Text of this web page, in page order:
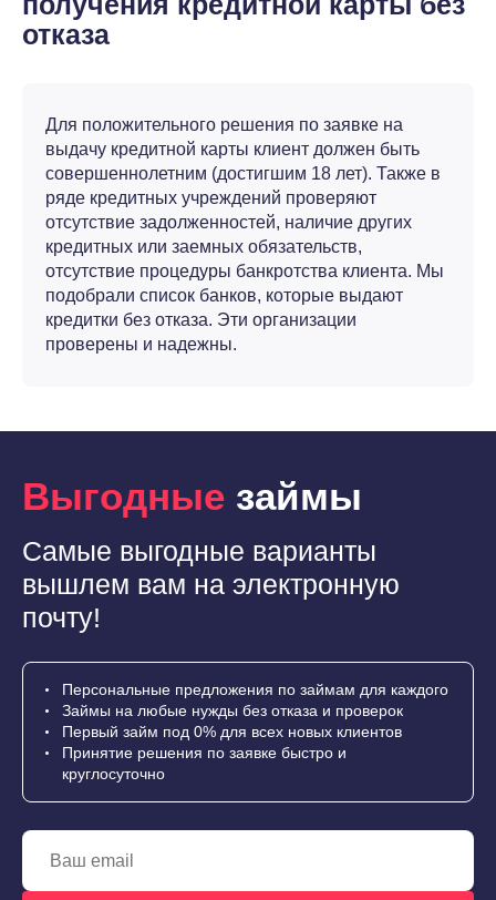
отказа
Для положительного решения по заявке на
выдачу кредитной карты клиент должен быть
совершеннолетним (достигшим 18 лет). Также в
ряде кредитных учреждений проверяют
отсутствие задолженностей, наличие других
кредитных или заемных обязательств,
отсутствие процедуры банкротства клиента. Мы
подобрали список банков, которые выдают
кредитки без отказа. Эти организации
проверены и надежны.
Выгодные займы
Самые выгодные варианты
вышлем вам на электронную
почту!
Персональные предложения по займам для каждого
Займы на любые нужды без отказа и проверок
Первый займ под 0% для всех новых клиентов
Принятие решения по заявке быстро и
круглосуточно